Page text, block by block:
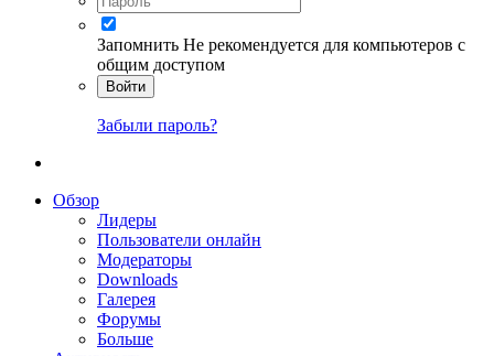
Запомнить Не рекомендуется для компьютеров с
общим доступом
Войти
Забыли пароль?
Обзор
Лидеры
Пользователи онлайн
Модераторы
Downloads
Галерея
Форумы
Больше